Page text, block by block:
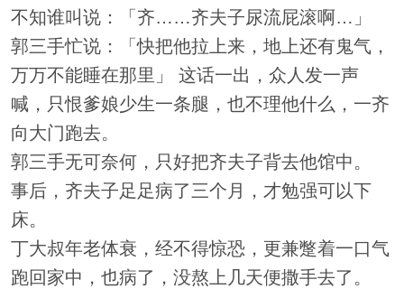
不知谁叫说：「齐……齐夫子尿流屁滚啊…」
郭三手忙说：「快把他拉上来，地上还有鬼气，
万万不能睡在那里」 这话一出，众人发一声
喊，只恨爹娘少生一条腿，也不理他什么，一齐
向大门跑去。
郭三手无可奈何，只好把齐夫子背去他馆中。
事后，齐夫子足足病了三个月，才勉强可以下
床。
丁大叔年老体衰，经不得惊恐，更兼蹩着一口气
跑回家中，也病了，没熬上几天便撒手去了。